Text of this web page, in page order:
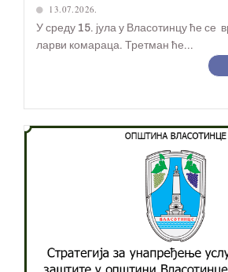
13.07.2026.
У среду 15. јула у Власотинцу ће се
ларви комараца. Третман ће...